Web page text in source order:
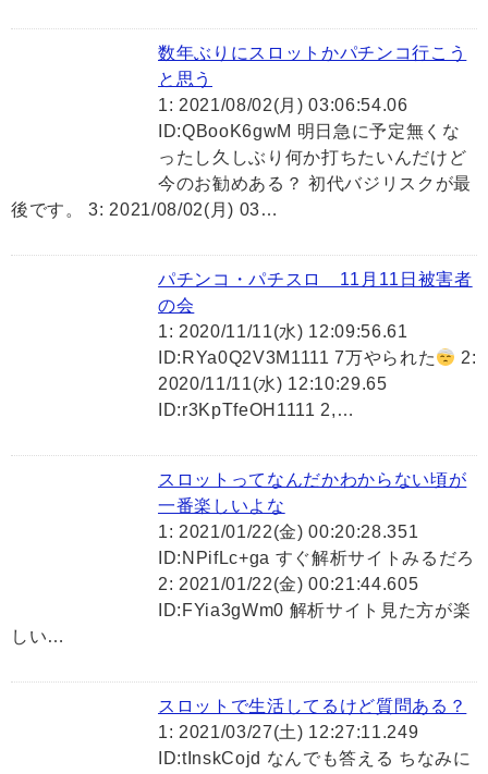
数年ぶりにスロットかパチンコ行こう
と思う
1: 2021/08/02(月) 03:06:54.06
ID:QBooK6gwM 明日急に予定無くな
ったし久しぶり何か打ちたいんだけど
今のお勧めある？ 初代バジリスクが最
後です。 3: 2021/08/02(月) 03…
パチンコ・パチスロ 11月11日被害者
の会
1: 2020/11/11(水) 12:09:56.61
ID:RYa0Q2V3M1111 7万やられた
2:
2020/11/11(水) 12:10:29.65
ID:r3KpTfeOH1111 2,…
スロットってなんだかわからない頃が
一番楽しいよな
1: 2021/01/22(金) 00:20:28.351
ID:NPifLc+ga すぐ解析サイトみるだろ
2: 2021/01/22(金) 00:21:44.605
ID:FYia3gWm0 解析サイト見た方が楽
しい…
スロットで生活してるけど質問ある？
1: 2021/03/27(土) 12:27:11.249
ID:tInskCojd なんでも答える ちなみに